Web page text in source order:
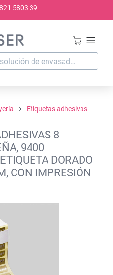
5803 39
Etiquetas adhesivas
8
9400
DORADO
CON IMPRESIÓN